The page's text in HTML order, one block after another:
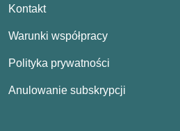
Kontakt
Warunki współpracy
Polityka prywatności
Anulowanie subskrypcji